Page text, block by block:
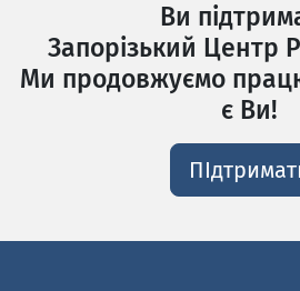
Ви
Запорізький Центр
Ми продовжуємо
є Ви!